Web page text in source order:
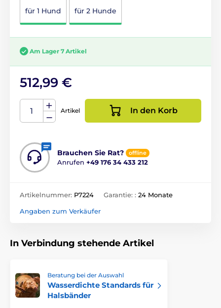
für 1 Hund für 2 Hunde
Am Lager 7 Artikel
512,99 €
Artikel In den Korb
Brauchen Sie Rat? offline
Anrufen +49 176 34 433 212
Artikelnummer: P7224 Garantie: : 24 Monate
Angaben zum Verkäufer
In Verbindung stehende Artikel
Beratung bei der Auswahl
Wasserdichte Standards für
Halsbänder